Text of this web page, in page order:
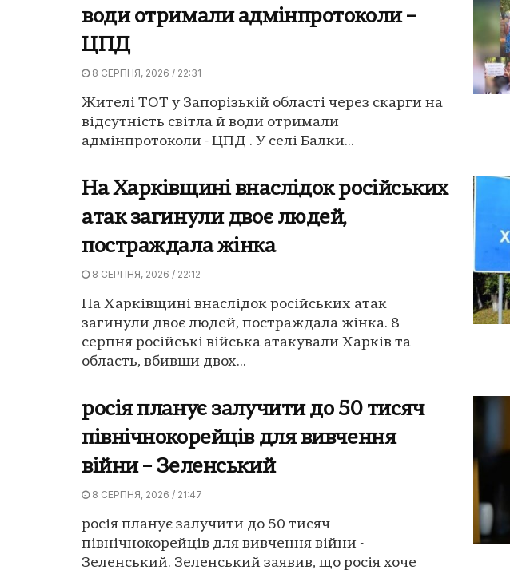
води отримали адмінпротоколи –
ЦПД
8 СЕРПНЯ, 2026 / 22:31
Жителі ТОТ у Запорізькій області через скарги на
відсутність світла й води отримали
адмінпротоколи - ЦПД . У селі Балки...
На Харківщині внаслідок російських
атак загинули двоє людей,
постраждала жінка
8 СЕРПНЯ, 2026 / 22:12
На Харківщині внаслідок російських атак
загинули двоє людей, постраждала жінка. 8
серпня російські війська атакували Харків та
область, вбивши двох...
росія планує залучити до 50 тисяч
північнокорейців для вивчення
війни – Зеленський
8 СЕРПНЯ, 2026 / 21:47
росія планує залучити до 50 тисяч
північнокорейців для вивчення війни -
Зеленський. Зеленський заявив, що росія хоче